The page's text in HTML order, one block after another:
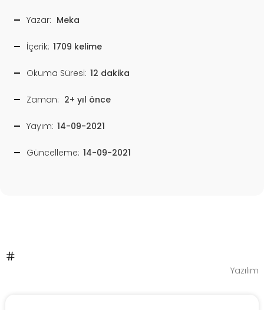
Yazar: Meka
İçerik: 1709 kelime
Okuma Süresi: 12 dakika
Zaman: 2+ yıl önce
Yayım: 14-09-2021
Güncelleme: 14-09-2021
Yazılım